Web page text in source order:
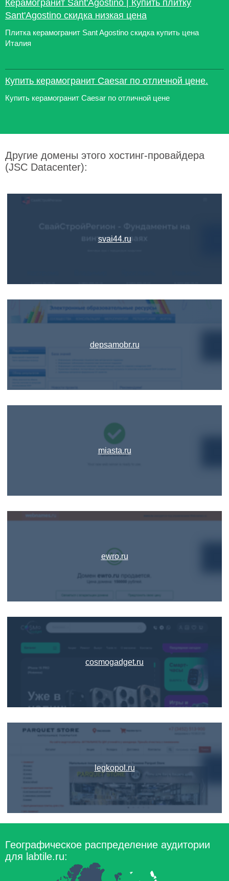
Керамогранит Sant'Agostino | Купить плитку
Sant'Agostino скидка низкая цена
Плитка керамогранит Sant Agostino скидка купить цена
Италия
Купить керамогранит Caesar по отличной цене.
Купить керамогранит Caesar по отличной цене
Другие домены этого хостинг-провайдера
(JSC Datacenter):
svai44.ru
depsamobr.ru
miasta.ru
ewro.ru
cosmogadget.ru
legkopol.ru
Географическое распределение аудитории
для labtile.ru: